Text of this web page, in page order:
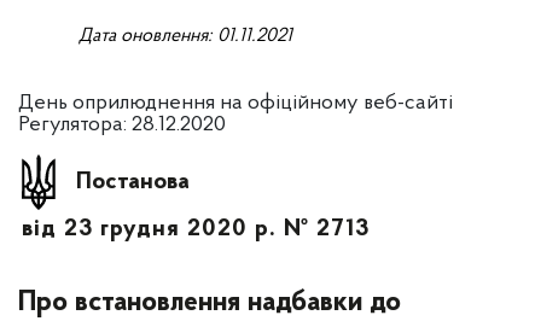
Дата оновлення: 01.11.2021
День оприлюднення на офіційному веб-сайті
Регулятора: 28.12.2020
Постанова
від 23 грудня 2020 р. № 2713
Про встановлення надбавки до